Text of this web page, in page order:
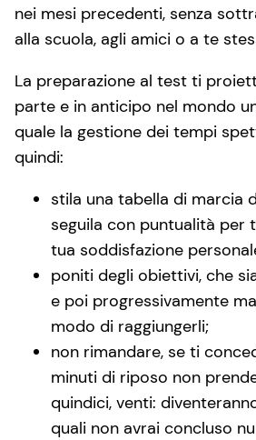
nei mesi precedenti, senza
alla scuola, agli amici o a te
La preparazione al test ti
parte e in anticipo nel mondo
quale la gestione dei tempi
quindi:
stila una tabella di marcia
seguila con puntualità per
tua soddisfazione
poniti degli obiettivi, che
e poi progressivamente
modo di raggiungerli;
non rimandare, se ti
minuti di riposo non
quindici, venti:
quali non avrai concluso